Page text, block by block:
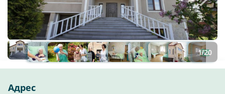
1/20
Адрес